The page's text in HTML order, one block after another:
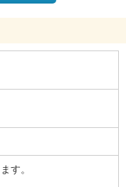
す。